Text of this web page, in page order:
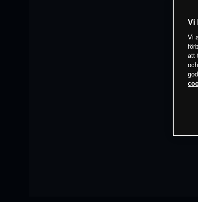
Vi
Vi
att